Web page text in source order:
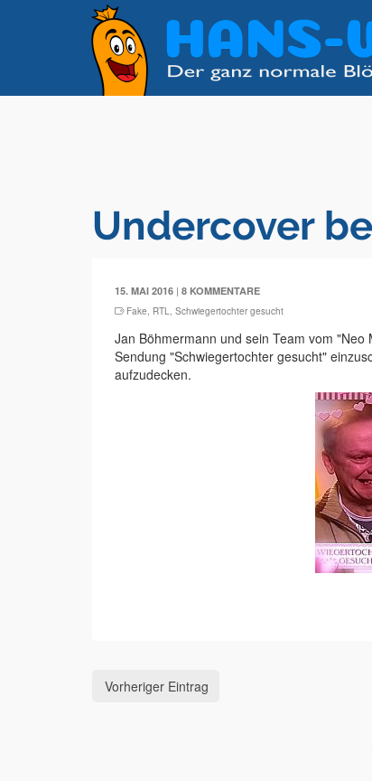
Undercover
15. MAI 2016 | 8 KOMMENTARE
Fake, RTL, Schwiegertochter gesucht
Jan Böhmermann und sein Team vom
Sendung "Schwiegertochter gesucht"
aufzudecken.
Vorheriger Eintrag